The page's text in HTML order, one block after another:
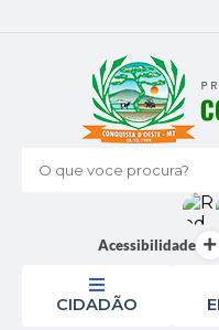
O que voce procura?
Acessibilidade
CIDADÃO